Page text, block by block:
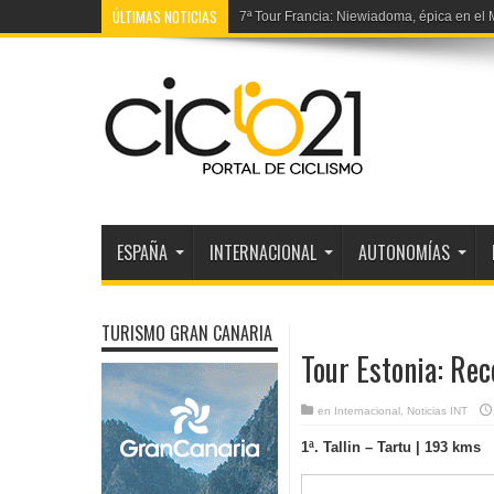
ÚLTIMAS NOTICIAS 7ª Tour Francia: Niewiadoma, épica en el
Récord hora C5: Franz-Josef Lässer lo fija
ESPAÑA INTERNACIONAL AUTONOMÍAS
Tour Estonia:
en Internacional Noticias INT
1ª. Tallin – Tartu | 193 kms
TURISMO GRAN CANARIA